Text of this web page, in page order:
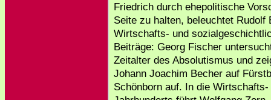
Friedrich durch ehepolitische
Seite zu halten, beleuchtet Rudolf
Wirtschafts- und
Beiträge: Georg Fischer
Zeitalter des Absolutismus und
Johann Joachim Becher auf
Schönborn auf. In die